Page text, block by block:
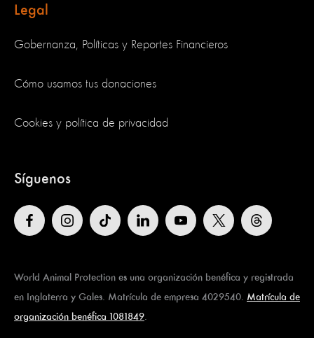
Legal
Gobernanza, Políticas y Reportes Financieros
Cómo usamos tus donaciones
Cookies y política de privacidad
Síguenos
World Animal Protection es una organización benéfica y registrada
en Inglaterra y Gales. Matrícula de empresa 4029540. Matrícula de
organización benéfica 1081849